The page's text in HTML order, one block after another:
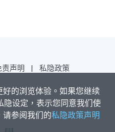
的浏览体验。如果您继续
隐设定，表示您同意我们使
参阅我们的私隐政策声明
责声明 | 私隐政策